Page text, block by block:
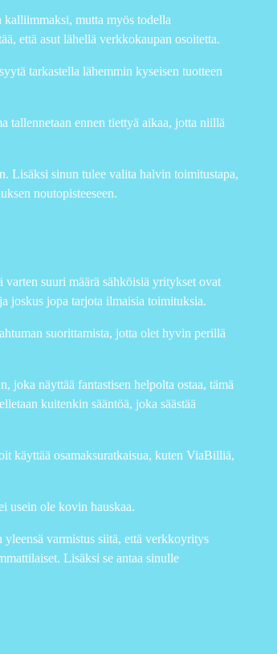
kalliimmaksi, mutta myös todella
että asut lähellä verkkokaupan osoitetta.
tarkastella lähemmin kyseisen tuotteen
tallennetaan ennen tiettyä aikaa, jotta niillä
Lisäksi sinun tulee valita halvin toimitustapa,
noutopisteeseen.
suuri määrä sähköisiä yritykset ovat
joskus jopa tarjota ilmaisia toimituksia.
suorittamista, jotta olet hyvin perillä
joka näyttää fantastisen helpolta ostaa, tämä
kuitenkin sääntöä, joka säästää
käyttää osamaksuratkaisua, kuten ViaBilliä,
usein ole kovin hauskaa.
varmistus siitä, että verkkoyritys
Lisäksi se antaa sinulle